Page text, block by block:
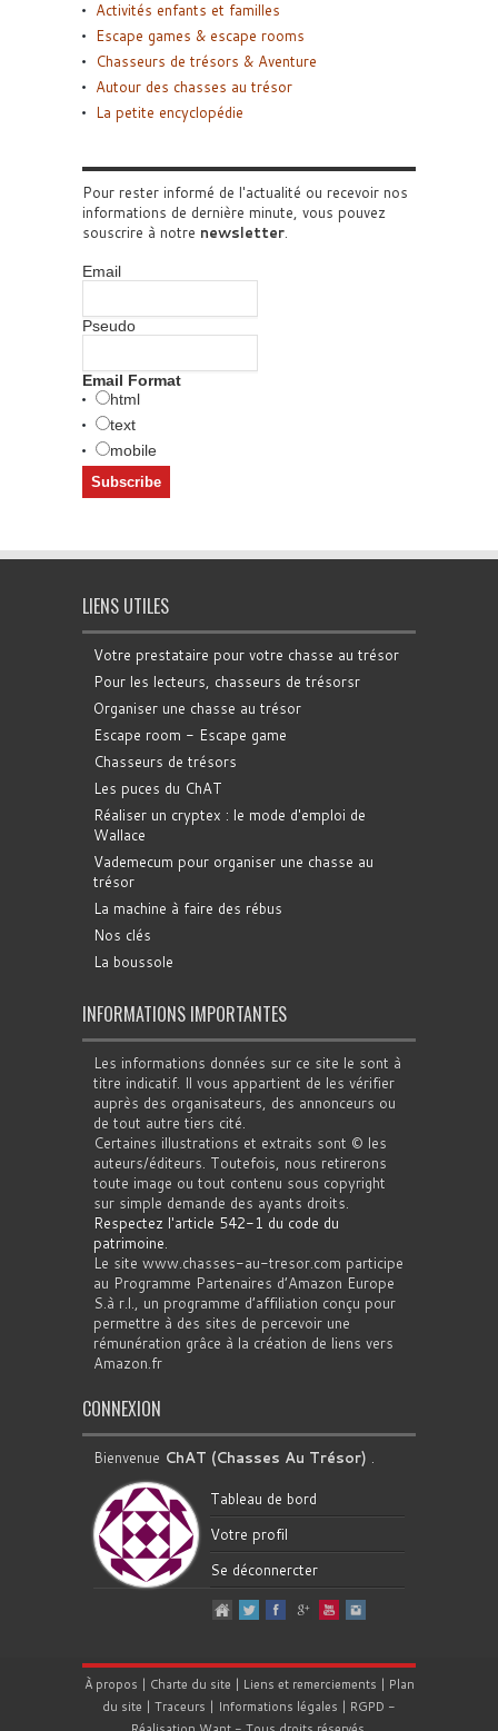
Activités enfants et familles
Escape games & escape rooms
Chasseurs de trésors & Aventure
Autour des chasses au trésor
La petite encyclopédie
Pour rester informé de l'actualité ou recevoir nos
informations de dernière minute, vous pouvez
souscrire à notre newsletter.
Email
Pseudo
Email Format
html
text
mobile
LIENS UTILES
Votre prestataire pour votre chasse au trésor
Pour les lecteurs, chasseurs de trésorsr
Organiser une chasse au trésor
Escape room - Escape game
Chasseurs de trésors
Les puces du ChAT
Réaliser un cryptex : le mode d'emploi de
Wallace
Vademecum pour organiser une chasse au
trésor
La machine à faire des rébus
Nos clés
La boussole
INFORMATIONS IMPORTANTES
Les informations données sur ce site le sont à
titre indicatif. Il vous appartient de les vérifier
auprès des organisateurs, des annonceurs ou
de tout autre tiers cité.
Certaines illustrations et extraits sont © les
auteurs/éditeurs. Toutefois, nous retirerons
toute image ou tout contenu sous copyright
sur simple demande des ayants droits.
Respectez l'article 542-1 du code du
patrimoine.
Le site www.chasses-au-tresor.com participe
au Programme Partenaires d’Amazon Europe
S.à r.l., un programme d’affiliation conçu pour
permettre à des sites de percevoir une
rémunération grâce à la création de liens vers
Amazon.fr
CONNEXION
Bienvenue ChAT (Chasses Au Trésor) .
Tableau de bord
Votre profil
Se déconnercter
À propos | Charte du site | Liens et remerciements | Plan
du site | Traceurs | Informations légales | RGPD -